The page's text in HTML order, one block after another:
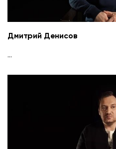
Дмитрий Денисов
...